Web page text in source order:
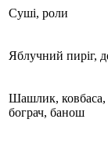
Суші, роли
Яблучний пиріг,
Шашлик, ковбаса,
бограч, банош